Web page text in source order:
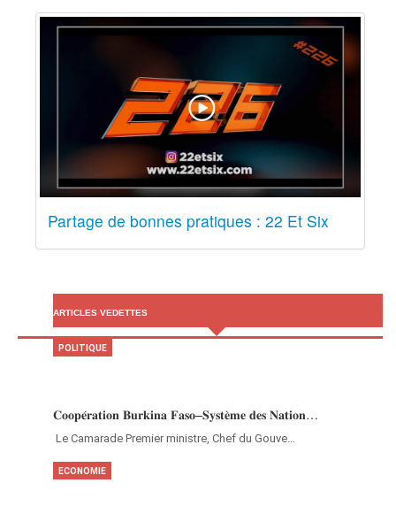
Partage de bonnes pratiques : 22 Et Six
ARTICLES VEDETTES
𝐂𝐨𝐨𝐩𝐞́𝐫𝐚𝐭𝐢𝐨𝐧 𝐁𝐮𝐫𝐤𝐢𝐧𝐚 𝐅𝐚𝐬𝐨–𝐒𝐲𝐬𝐭𝐞̀𝐦𝐞 𝐝𝐞𝐬 𝐍𝐚𝐭𝐢𝐨𝐧…
‎Le Camarade Premier ministre, Chef du Gouve…
POLITIQUE
ECONOMIE